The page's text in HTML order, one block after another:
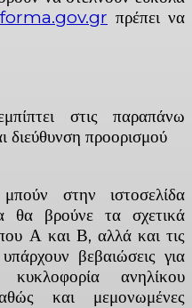
forma.gov.gr πρέπει να
στις παραπάνω
διεύθυνση προορισμού
στην ιστοσελίδα
βρούνε τα σχετικά
Α και Β, αλλά και τις
βεβαιώσεις για
κυκλοφορία ανηλίκου
και μεμονωμένες